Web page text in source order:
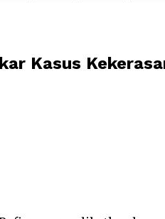
Kasus